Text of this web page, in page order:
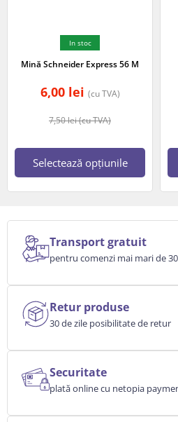
In stoc
Mină Schneider Express 56 M
7,50lei(cu TVA)
6,00 lei (cu TVA)
Selectează opțiunile
Transport gratuit
pentru comenzi mai mari de
Retur produse
30 de zile posibilitate de retur
Securitate
plată online cu netopia